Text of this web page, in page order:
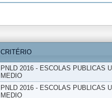
CRITÉRIO
PNLD 2016 - ESCOLAS PUBLICAS
MEDIO
PNLD 2016 - ESCOLAS PUBLICAS
MEDIO